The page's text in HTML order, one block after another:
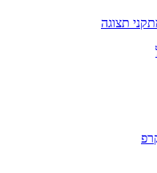
תצוגה